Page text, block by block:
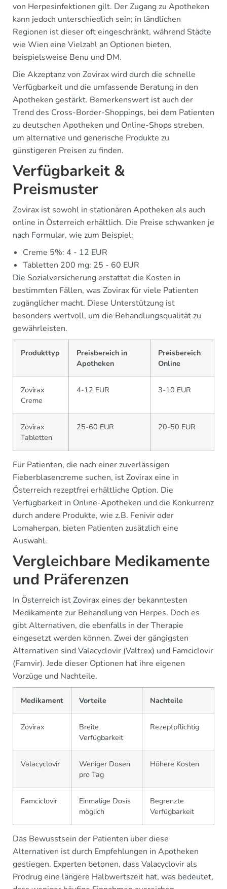
von Herpesinfektionen gilt. Der Zugang zu Apotheken
kann jedoch unterschiedlich sein; in ländlichen
Regionen ist dieser oft eingeschränkt, während Städte
wie Wien eine Vielzahl an Optionen bieten,
beispielsweise Benu und DM.
Die Akzeptanz von Zovirax wird durch die schnelle
Verfügbarkeit und die umfassende Beratung in den
Apotheken gestärkt. Bemerkenswert ist auch der
Trend des Cross-Border-Shoppings, bei dem Patienten
zu deutschen Apotheken und Online-Shops streben,
um alternative und generische Produkte zu
günstigeren Preisen zu finden.
Verfügbarkeit &
Preismuster
Zovirax ist sowohl in stationären Apotheken als auch
online in Österreich erhältlich. Die Preise schwanken je
nach Formular, wie zum Beispiel:
Creme 5%: 4 - 12 EUR
Tabletten 200 mg: 25 - 60 EUR
Die Sozialversicherung erstattet die Kosten in
bestimmten Fällen, was Zovirax für viele Patienten
zugänglicher macht. Diese Unterstützung ist
besonders wertvoll, um die Behandlungsqualität zu
gewährleisten.
Produkttyp
Preisbereich in
Apotheken
Preisbereich
Online
Zovirax
Creme
4-12 EUR 3-10 EUR
Zovirax
Tabletten
25-60 EUR 20-50 EUR
Für Patienten, die nach einer zuverlässigen
Fieberblasencreme suchen, ist Zovirax eine in
Österreich rezeptfrei erhältliche Option. Die
Verfügbarkeit in Online-Apotheken und die Konkurrenz
durch andere Produkte, wie z.B. Fenivir oder
Lomaherpan, bieten Patienten zusätzlich eine
Auswahl.
Vergleichbare Medikamente
und Präferenzen
In Österreich ist Zovirax eines der bekanntesten
Medikamente zur Behandlung von Herpes. Doch es
gibt Alternativen, die ebenfalls in der Therapie
eingesetzt werden können. Zwei der gängigsten
Alternativen sind Valacyclovir (Valtrex) und Famciclovir
(Famvir). Jede dieser Optionen hat ihre eigenen
Vorzüge und Nachteile.
Medikament Vorteile Nachteile
Zovirax
Breite
Verfügbarkeit
Rezeptpflichtig
Valacyclovir
Weniger Dosen
pro Tag
Höhere Kosten
Famciclovir
Einmalige Dosis
möglich
Begrenzte
Verfügbarkeit
Das Bewusstsein der Patienten über diese
Alternativen ist durch Empfehlungen in Apotheken
gestiegen. Experten betonen, dass Valacyclovir als
Prodrug eine längere Halbwertszeit hat, was bedeutet,